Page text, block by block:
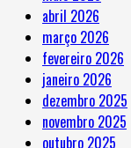
abril 2026
março 2026
fevereiro 2026
janeiro 2026
dezembro 2025
novembro 2025
outubro 2025